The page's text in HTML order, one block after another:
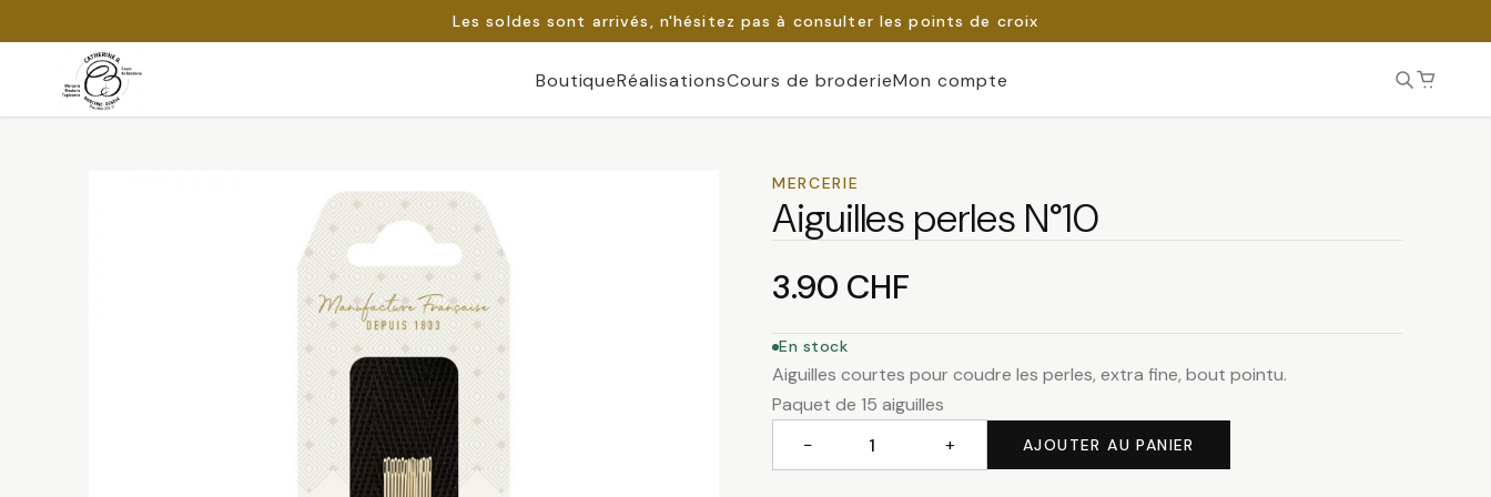
Les soldes sont arrivés, n'hésitez pas à consulter les points de croix
Passer
BoutiqueRéalisationsCours de broderieMon compte
MERCERIE
Aiguilles perles N°10
3.90 CHF
En stock
Aiguilles courtes pour coudre les perles, extra fine, bout pointu.
Paquet de 15 aiguilles
− + AJOUTER AU PANIER